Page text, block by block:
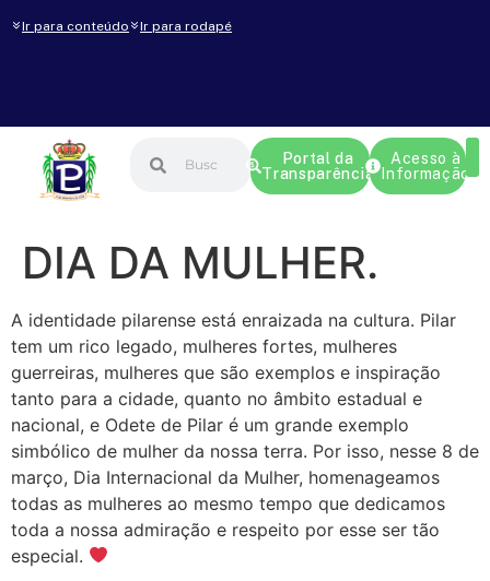
Ir para conteúdo Ir para rodapé
Portal da
Transparência
Acesso à
Informação
DIA DA MULHER.
A identidade pilarense está enraizada na cultura. Pilar
tem um rico legado, mulheres fortes, mulheres
guerreiras, mulheres que são exemplos e inspiração
tanto para a cidade, quanto no âmbito estadual e
nacional, e Odete de Pilar é um grande exemplo
simbólico de mulher da nossa terra. Por isso, nesse 8 de
março, Dia Internacional da Mulher, homenageamos
todas as mulheres ao mesmo tempo que dedicamos
toda a nossa admiração e respeito por esse ser tão
especial.